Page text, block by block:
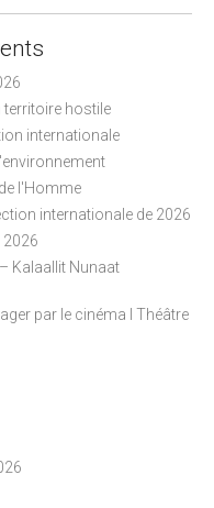
territoire hostile
internationale
l'Homme
internationale de 2026
Kalaallit Nunaat
par le cinéma I Théâtre